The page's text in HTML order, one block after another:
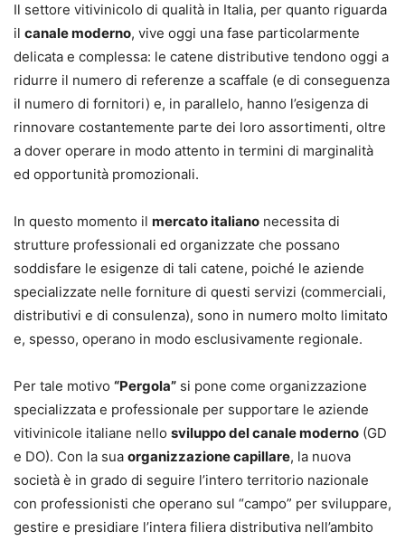
Il settore vitivinicolo di qualità in Italia, per quanto riguarda
il canale moderno, vive oggi una fase particolarmente
delicata e complessa: le catene distributive tendono oggi a
ridurre il numero di referenze a scaffale (e di conseguenza
il numero di fornitori) e, in parallelo, hanno l’esigenza di
rinnovare costantemente parte dei loro assortimenti, oltre
a dover operare in modo attento in termini di marginalità
ed opportunità promozionali.
In questo momento il mercato italiano necessita di
strutture professionali ed organizzate che possano
soddisfare le esigenze di tali catene, poiché le aziende
specializzate nelle forniture di questi servizi (commerciali,
distributivi e di consulenza), sono in numero molto limitato
e, spesso, operano in modo esclusivamente regionale.
Per tale motivo “Pergola” si pone come organizzazione
specializzata e professionale per supportare le aziende
vitivinicole italiane nello sviluppo del canale moderno (GD
e DO). Con la sua organizzazione capillare, la nuova
società è in grado di seguire l’intero territorio nazionale
con professionisti che operano sul “campo” per sviluppare,
gestire e presidiare l’intera filiera distributiva nell’ambito